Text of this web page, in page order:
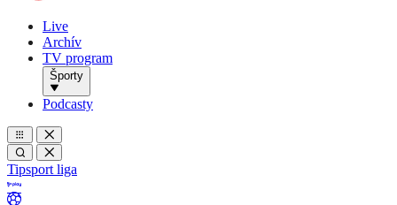
Live
Archív
TV program
Športy
Podcasty
Tipsport liga